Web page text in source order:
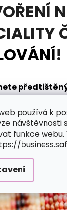
používá k
návštěvnosti
funkce
!
K tomu
V sadě
světa